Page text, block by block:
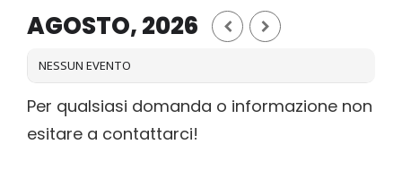
AGOSTO, 2026
NESSUN EVENTO
Per qualsiasi domanda o informazione non
esitare a contattarci!